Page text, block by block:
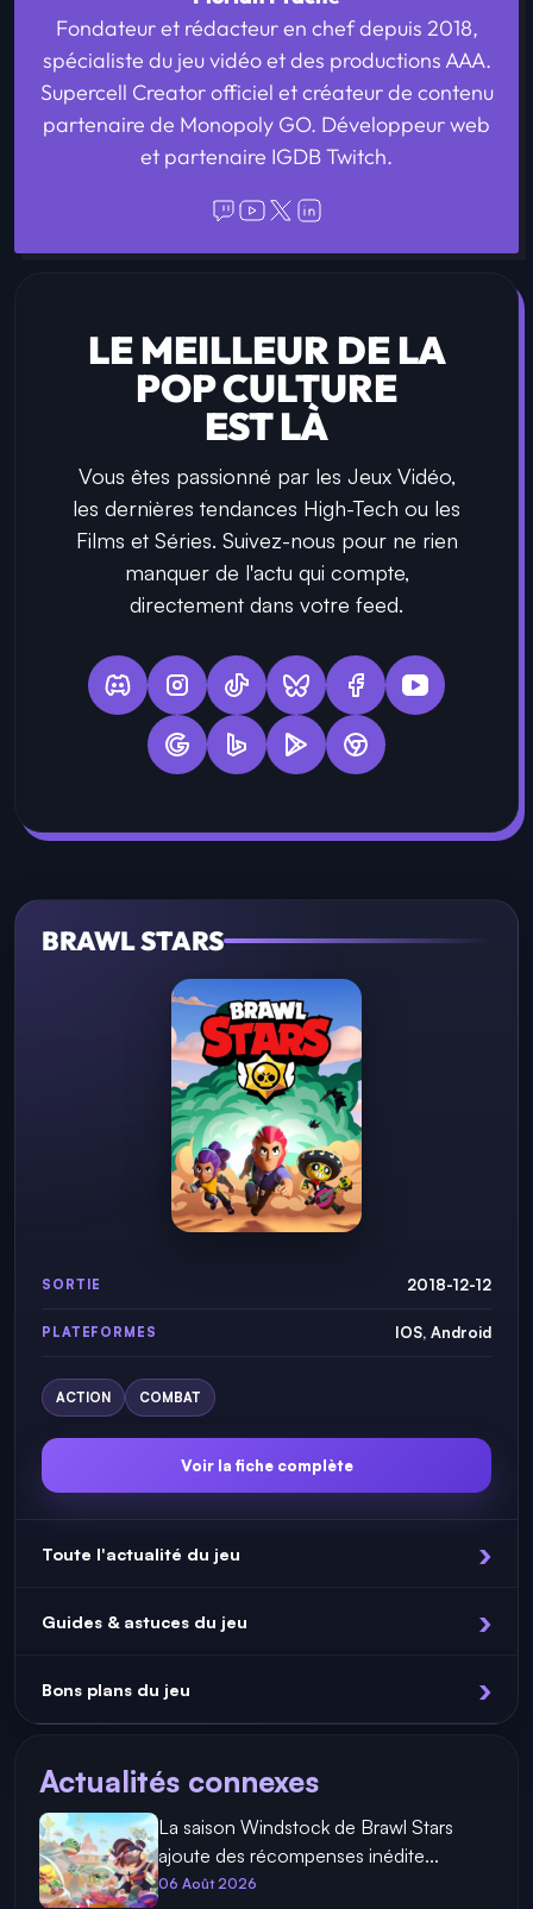
Fondateur et rédacteur en chef depuis 2018,
spécialiste du jeu vidéo et des productions AAA.
Supercell Creator officiel et créateur de contenu
partenaire de Monopoly GO. Développeur web
et partenaire IGDB Twitch.
LE MEILLEUR DE LA
POP CULTURE
EST LÀ
Vous êtes passionné par les Jeux Vidéo,
les dernières tendances High-Tech ou les
Films et Séries. Suivez-nous pour ne rien
manquer de l'actu qui compte,
directement dans votre feed.
BRAWL STARS
SORTIE 2018-12-12
PLATEFORMES IOS, Android
ACTION COMBAT
Voir la fiche complète
Toute l'actualité du jeu
Guides & astuces du jeu
Bons plans du jeu
Actualités connexes
La saison Windstock de Brawl Stars
ajoute des récompenses inédite...
06 Août 2026